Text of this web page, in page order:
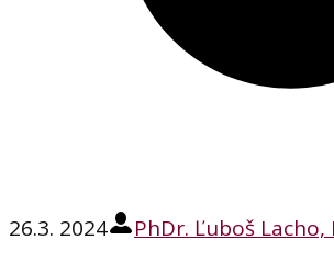
26.3. 2024
PhDr. Ľuboš Lacho,